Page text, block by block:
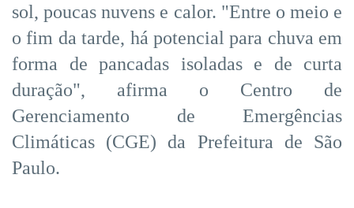
sol, poucas nuvens e calor. "Entre o meio e
o fim da tarde, há potencial para chuva em
forma de pancadas isoladas e de curta
duração", afirma o Centro de
Gerenciamento de Emergências
Climáticas (CGE) da Prefeitura de São
Paulo.